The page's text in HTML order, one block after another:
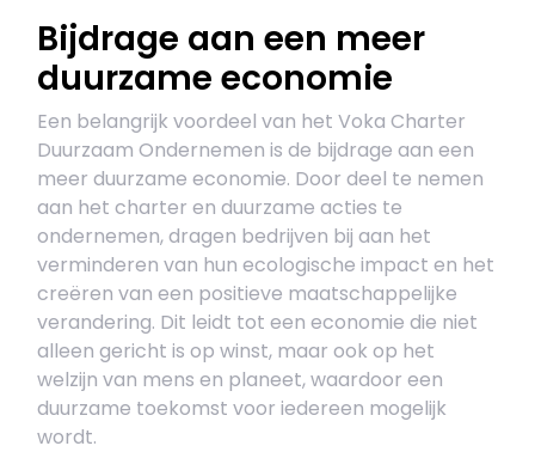
Bijdrage aan een meer
duurzame economie
Een belangrijk voordeel van het Voka Charter
Duurzaam Ondernemen is de bijdrage aan een
meer duurzame economie. Door deel te nemen
aan het charter en duurzame acties te
ondernemen, dragen bedrijven bij aan het
verminderen van hun ecologische impact en het
creëren van een positieve maatschappelijke
verandering. Dit leidt tot een economie die niet
alleen gericht is op winst, maar ook op het
welzijn van mens en planeet, waardoor een
duurzame toekomst voor iedereen mogelijk
wordt.